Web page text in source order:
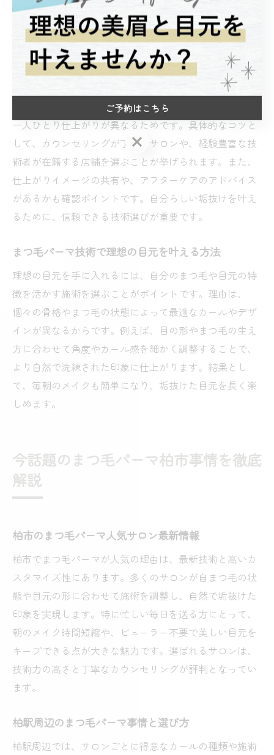
す。比較検討する際は、技術力と安全管理の両方をチェ
ックしましょう。
垢抜けるためのまつ毛パーマ技術選びのコツ
垢抜けを目指すなら、自分の目元やまつ毛の状態に合っ
た技術を選ぶことが大切です。なぜなら、同じ施術でも
一人ひとり仕上がりが異なるためです。具体的なコツと
して、カウンセリングが丁寧なサロンや、経験豊富な技
術者が在籍する店舗を選ぶことが挙げられます。また、
仕上がりイメージの共有や、アフターケアのアドバイス
があるかも確認ポイントです。自分らしい垢抜けを叶え
るために、信頼できる技術選びが重要です。
まつ毛パーマ技術で理想の目元を叶える方法
理想の目元を手に入れるには、自分のまつ毛や目元の特
徴を活かす施術を選ぶことがポイントです。理由は、
個々の骨格やまつ毛の状態によって最適なカールやデザ
インが異なるからです。例えば、目の形やまつ毛の生え
方に合わせて角度やカール感を細かく調整することで、
より自然で洗練された印象に仕上がります。結果とし
て、毎朝のメイクも簡単になり、垢抜けた目元を長く楽
しめます。
今話題のまつ毛パーマ柏市事情を徹底
解説
柏市のまつ毛パーマ人気サロン最新情報
柏市でまつ毛パーマが人気の理由は、最新技術と高いカ
スタマイズ性にあります。多くのサロンが自まつ毛の状
態や目元の形に合わせて施術を調整し、自然で垢抜けた
印象を実現します。特に忙しい毎日を送る方にとって、
朝のメイク時間短縮や、ビューラー不要で美しい目元を
キープできる点が大きな魅力です。選ばれるサロンは、
技術力の高さと丁寧なカウンセリングが評判となってい
ます。
柏駅周辺のまつ毛パーマ事情と選び方
柏駅周辺では、サロンごとに得意なカールの種類や施術
ご予約はこちら
ご予約はこちら